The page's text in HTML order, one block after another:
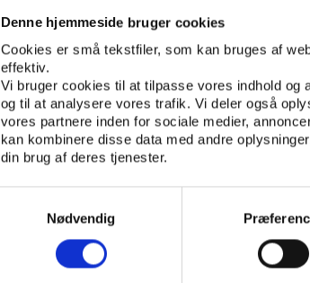
Denne hjemmeside bruger cookies
Cookies er små tekstfiler, som kan bruges af
effektiv.
Vi bruger cookies til at tilpasse vores indhold og
og til at analysere vores trafik. Vi deler også
vores partnere inden for sociale medier,
kan kombinere disse data med andre
din brug af deres tjenester.
Nødvendig
En accept af udøvernes stigende
gøres plads til mere radikale ytringer,
menneskerettighederne. For eksempel
Lazio, Paolo di Canio, i 2005 en
’ultras’, der naturligvis blev fanget af et
til eftertanke om, at en vis
sportsarenaen kan være en god ide.
De politiske manifestationer og
idrætshistorien. Derfor må man holde
individet, holdet, klubben eller staten
samfund, hvor mennesker dagligt